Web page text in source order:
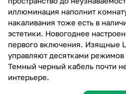
иллюминация наполнит
накаливания тоже есть в
эстетики. Новогоднее
первого включения. Изящные
управляют десятками
Темный черный кабель почти
интерьере.